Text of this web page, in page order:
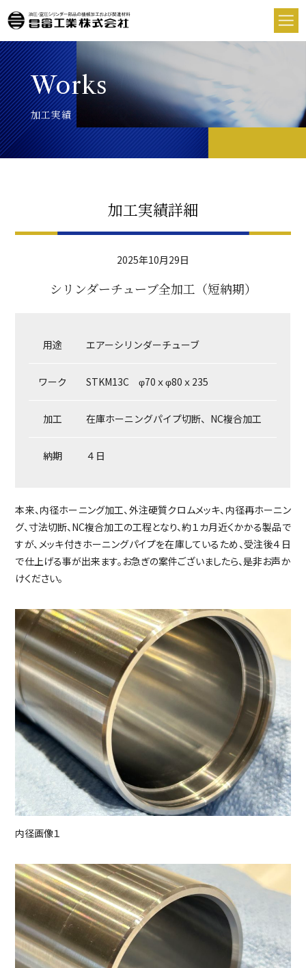
Works
加工実績
加工実績詳細
2025年10月29日
シリンダーチューブ全加工（短納期）
用途 エアーシリンダーチューブ
ワーク STKM13C φ70ｘφ80ｘ235
加工 在庫ホーニングパイプ切断、NC複合加工
納期 ４日
本来、内径ホーニング加工、外注硬質クロムメッキ、内径再ホーニン
グ、寸法切断、NC複合加工の工程となり、約１カ月近くかかる製品で
すが、メッキ付きホーニングパイプを在庫しているため、受注後４日
で仕上げる事が出来ます。お急ぎの案件ございましたら、是非お声か
けください。
内径画像１